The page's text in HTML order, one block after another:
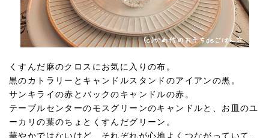
くすんだ麻のクロスにお気に入りの布。
黒のカトラリーとキャンドルスタンドのアイアンの黒。
サンキライの赤とバックのキャンドルの赤。
テーブルセンターのモスグリーンのキャンドルと、お皿のユ
ーカリの葉のちょとくすんだグリーン。
華やかではないけど、それぞれが心地よくつながっていて、